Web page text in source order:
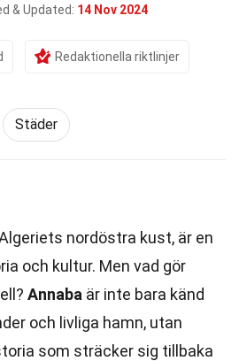
& Updated: 14 Nov 2024
Redaktionella riktlinjer
Städer
nordöstra kust, är en
och kultur. Men vad gör
Annaba är inte bara känd
och livliga hamn, utan
som sträcker sig tillbaka